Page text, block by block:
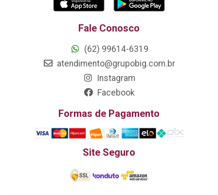
Fale Conosco
(62) 99614-6319
atendimento@grupobig.com.br
Instagram
Facebook
Formas de Pagamento
Site Seguro